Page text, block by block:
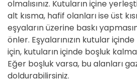
olmalısınız. Kutuların içine
alt kısma, hafif olanları ise üst
eşyaların üzerine baskı
önler. Eşyalarınızın kutular
için, kutuların içinde boşluk
Eğer boşluk varsa, bu alanları
doldurabilirsiniz.